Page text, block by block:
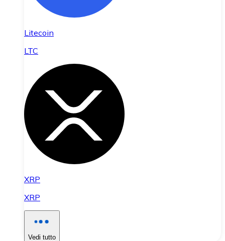
Litecoin
LTC
XRP
XRP
Vedi tutto